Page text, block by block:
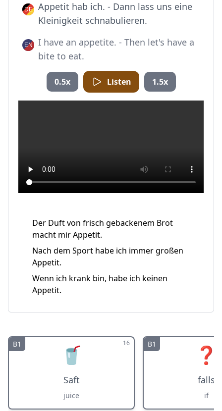
Appetit hab ich. - Dann lass uns eine
Kleinigkeit schnabulieren.
I have an appetite. - Then let's have a
bite to eat.
0.5x Listen 1.5x
Der Duft von frisch gebackenem Brot
macht mir Appetit.
Nach dem Sport habe ich immer großen
Appetit.
Wenn ich krank bin, habe ich keinen
Appetit.
B1 16
🥤
Saft
juice
B1 ❓
falls
if